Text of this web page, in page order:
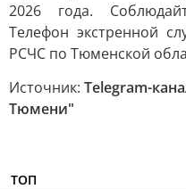
2026 года.
Телефон экстренной
РСЧС по Тюменской
Источник: Telegram-
Тюмени"
ТОП